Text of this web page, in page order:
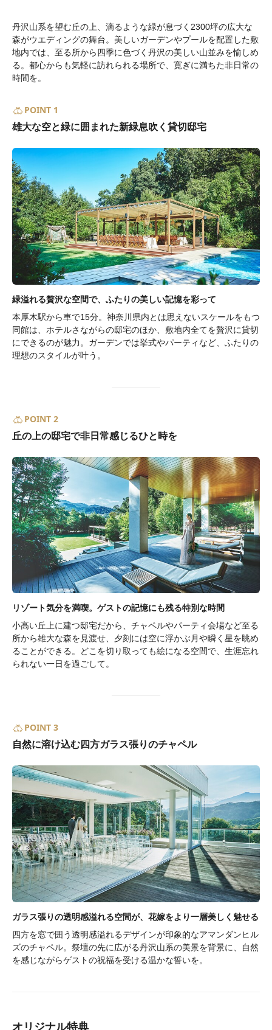
丹沢山系を望む丘の上、滴るような緑が息づく2300坪の広大な
森がウエディングの舞台。美しいガーデンやプールを配置した敷
地内では、至る所から四季に色づく丹沢の美しい山並みを愉しめ
る。都心からも気軽に訪れられる場所で、寛ぎに満ちた非日常の
時間を。
POINT 1
雄大な空と緑に囲まれた新緑息吹く貸切邸宅
緑溢れる贅沢な空間で、ふたりの美しい記憶を彩って
本厚木駅から車で15分。神奈川県内とは思えないスケールをもつ
同館は、ホテルさながらの邸宅のほか、敷地内全てを贅沢に貸切
にできるのが魅力。ガーデンでは挙式やパーティなど、ふたりの
理想のスタイルが叶う。
POINT 2
丘の上の邸宅で非日常感じるひと時を
リゾート気分を満喫。ゲストの記憶にも残る特別な時間
小高い丘上に建つ邸宅だから、チャペルやパーティ会場など至る
所から雄大な森を見渡せ、夕刻には空に浮かぶ月や瞬く星を眺め
ることができる。どこを切り取っても絵になる空間で、生涯忘れ
られない一日を過ごして。
POINT 3
自然に溶け込む四方ガラス張りのチャペル
ガラス張りの透明感溢れる空間が、花嫁をより一層美しく魅せる
四方を窓で囲う透明感溢れるデザインが印象的なアマンダンヒル
ズのチャペル。祭壇の先に広がる丹沢山系の美景を背景に、自然
を感じながらゲストの祝福を受ける温かな誓いを。
オリジナル特典